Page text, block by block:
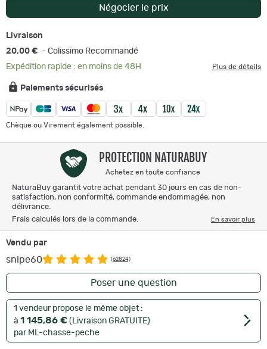
Négocier le prix
Livraison
20,00 € - Colissimo Recommandé
Expédition rapide : en moins de 48H
Plus de détails
Paiements sécurisés
Chèque ou Virement également possible.
PROTECTION NATURABUY
Achetez en toute confiance
NaturaBuy garantit votre achat pendant 30 jours en cas de non-
satisfaction, non conformité, commande endommagée, non
délivrance.
Frais calculés lors de la commande.
En savoir plus
Vendu par
snipe60 (62824)
Poser une question
1 vendeur propose le même objet :
à 1 145,86 € (Livraison GRATUITE)
par ML-chasse-peche